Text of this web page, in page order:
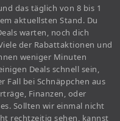
das täglich von 8 bis 1
aktuellsten Stand. Du
warten, noch dich
der Rabattaktionen und
weniger Minuten
Deals schnell sein,
Fall bei Schnäppchen aus
Finanzen, oder
Sollten wir einmal nicht
rechtzeitig sehen, kannst